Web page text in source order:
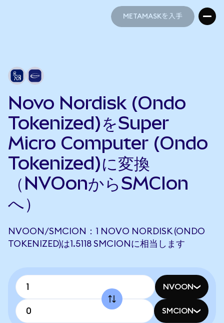
METAMASKを入手
Novo Nordisk (Ondo
Tokenized)をSuper
Micro Computer (Ondo
Tokenized)に変換
（NVOonからSMCIon
へ）
NVOON/SMCION：1 NOVO NORDISK (ONDO
TOKENIZED)は1.5118 SMCIONに相当します
NVOON
SMCION